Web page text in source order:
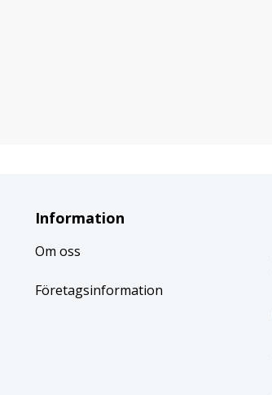
Information
Om oss
Företagsinformation